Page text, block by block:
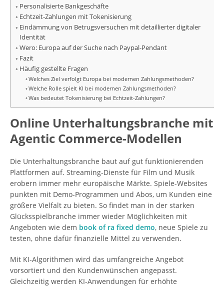
Personalisierte Bankgeschäfte
Echtzeit-Zahlungen mit Tokenisierung
Eindämmung von Betrugsversuchen mit detaillierter digitaler
Identität
Wero: Europa auf der Suche nach Paypal-Pendant
Fazit
Häufig gestellte Fragen
Welches Ziel verfolgt Europa bei modernen Zahlungsmethoden?
Welche Rolle spielt KI bei modernen Zahlungsmethoden?
Was bedeutet Tokenisierung bei Echtzeit-Zahlungen?
Online Unterhaltungsbranche mit
Agentic Commerce-Modellen
Die Unterhaltungsbranche baut auf gut funktionierenden
Plattformen auf. Streaming-Dienste für Film und Musik
erobern immer mehr europäische Märkte. Spiele-Websites
punkten mit Demo-Programmen und Abos, um Kunden eine
größere Vielfalt zu bieten. So findet man in der starken
Glücksspielbranche immer wieder Möglichkeiten mit
Angeboten wie dem book of ra fixed demo, neue Spiele zu
testen, ohne dafür finanzielle Mittel zu verwenden.
Mit KI-Algorithmen wird das umfangreiche Angebot
vorsortiert und den Kundenwünschen angepasst.
Gleichzeitig werden KI-Anwendungen für erhöhte